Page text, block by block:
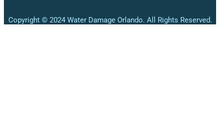
Copyright © 2024 Water Damage Orlando. All Rights Reserved.